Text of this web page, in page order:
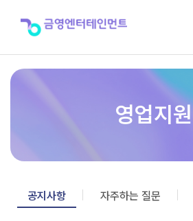
영업지원
공지사항 자주하는 질문